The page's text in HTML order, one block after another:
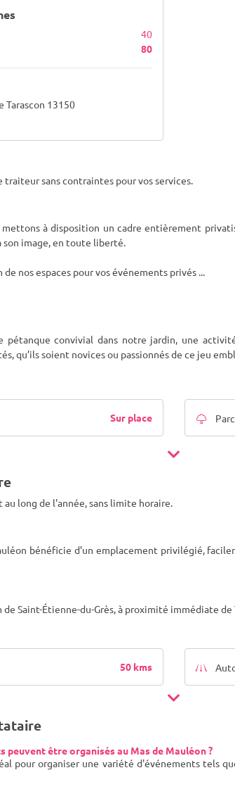
40
80
13150
sans contraintes pour vos services.
mettons à disposition un cadre entièrement
image, en toute liberté.
nos espaces pour vos événements privés ...
pétanque convivial dans notre jardin, une
qu’ils soient novices ou passionnés de ce jeu
Sur place Parc
long de l'année, sans limite horaire.
bénéficie d’un emplacement privilégié,
de Saint-Étienne-du-Grès, à proximité immédiate de
50 kms
peuvent être organisés au Mas de Mauléon ?
pour organiser une variété d'événements tels